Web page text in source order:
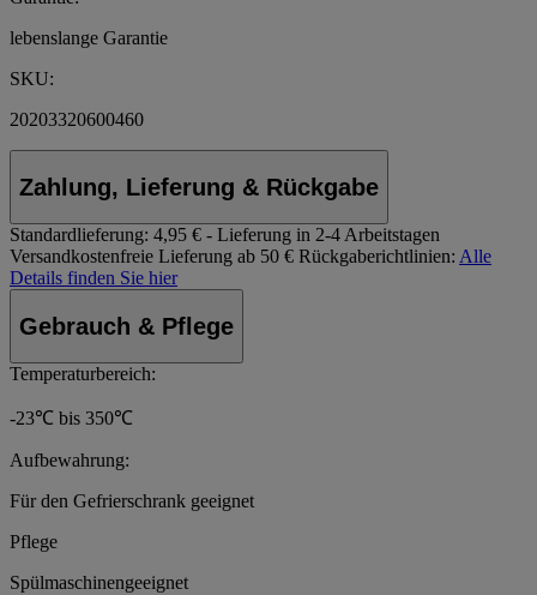
lebenslange Garantie
SKU:
20203320600460
Zahlung, Lieferung & Rückgabe
Standardlieferung: 4,95 € - Lieferung in 2-4 Arbeitstagen
Versandkostenfreie Lieferung ab 50 € Rückgaberichtlinien: Alle
Details finden Sie hier
Gebrauch & Pflege
Temperaturbereich:
-23℃ bis 350℃
Aufbewahrung:
Für den Gefrierschrank geeignet
Pflege
Spülmaschinengeeignet